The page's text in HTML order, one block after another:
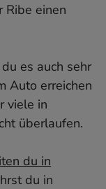
Ribe einen
es auch sehr
Auto erreichen
viele in
überlaufen.
du in
du in